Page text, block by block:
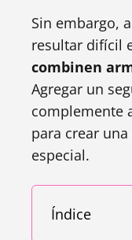
Sin embargo,
resultar difícil
combinen
Agregar un
complemente
para crear
especial.
Índice